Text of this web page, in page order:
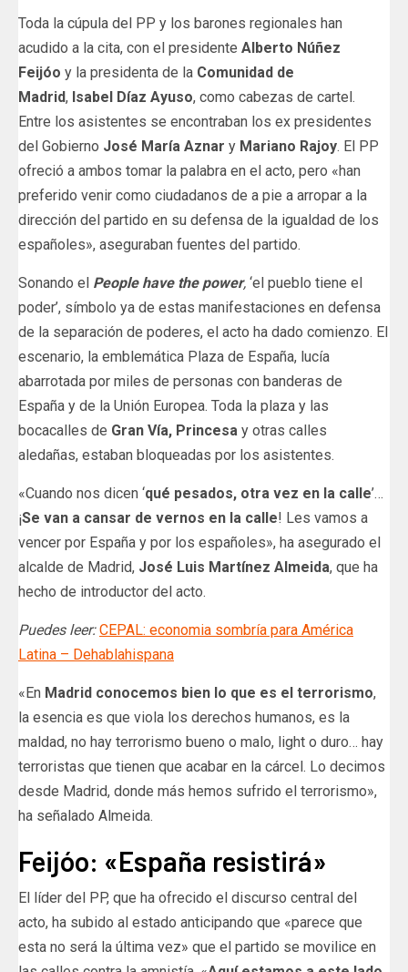
Toda la cúpula del PP y los barones regionales han
acudido a la cita, con el presidente Alberto Núñez
Feijóo y la presidenta de la Comunidad de
Madrid, Isabel Díaz Ayuso, como cabezas de cartel.
Entre los asistentes se encontraban los ex presidentes
del Gobierno José María Aznar y Mariano Rajoy. El PP
ofreció a ambos tomar la palabra en el acto, pero «han
preferido venir como ciudadanos de a pie a arropar a la
dirección del partido en su defensa de la igualdad de los
españoles», aseguraban fuentes del partido.
Sonando el People have the power, ‘el pueblo tiene el
poder’, símbolo ya de estas manifestaciones en defensa
de la separación de poderes, el acto ha dado comienzo. El
escenario, la emblemática Plaza de España, lucía
abarrotada por miles de personas con banderas de
España y de la Unión Europea. Toda la plaza y las
bocacalles de Gran Vía, Princesa y otras calles
aledañas, estaban bloqueadas por los asistentes.
«Cuando nos dicen ‘qué pesados, otra vez en la calle’…
¡Se van a cansar de vernos en la calle! Les vamos a
vencer por España y por los españoles», ha asegurado el
alcalde de Madrid, José Luis Martínez Almeida, que ha
hecho de introductor del acto.
Puedes leer:CEPAL: economia sombría para América
Latina – Dehablahispana
«En Madrid conocemos bien lo que es el terrorismo,
la esencia es que viola los derechos humanos, es la
maldad, no hay terrorismo bueno o malo, light o duro… hay
terroristas que tienen que acabar en la cárcel. Lo decimos
desde Madrid, donde más hemos sufrido el terrorismo»,
ha señalado Almeida.
Feijóo: «España resistirá»
El líder del PP, que ha ofrecido el discurso central del
acto, ha subido al estado anticipando que «parece que
esta no será la última vez» que el partido se movilice en